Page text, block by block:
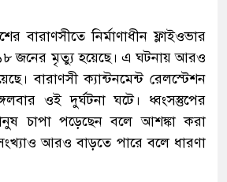
বারাণসীতে নির্মাণাধীন ফ্লাইওভার
জনের মৃত্যু হয়েছে। এ ঘটনায় আরও
বারাণসী ক্যান্টনমেন্ট রেলস্টেশন
ওই দুর্ঘটনা ঘটে। ধ্বংসস্তুপের
চাপা পড়েছেন বলে আশঙ্কা করা
আরও বাড়তে পারে বলে ধারণা